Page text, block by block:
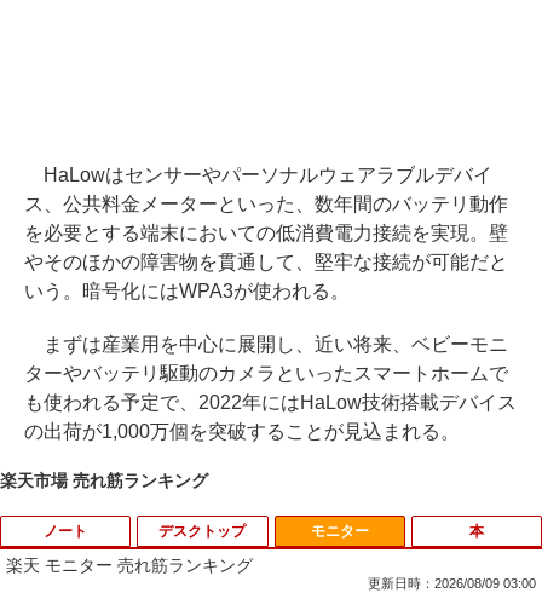
HaLowはセンサーやパーソナルウェアラブルデバイ
ス、公共料金メーターといった、数年間のバッテリ動作
を必要とする端末においての低消費電力接続を実現。壁
やそのほかの障害物を貫通して、堅牢な接続が可能だと
いう。暗号化にはWPA3が使われる。
まずは産業用を中心に展開し、近い将来、ベビーモニ
ターやバッテリ駆動のカメラといったスマートホームで
も使われる予定で、2022年にはHaLow技術搭載デバイス
の出荷が1,000万個を突破することが見込まれる。
楽天市場 売れ筋ランキング
ノート デスクトップ モニター
楽天 モニター 売れ筋ランキング
更新日時：2026/08/09 03:00
本